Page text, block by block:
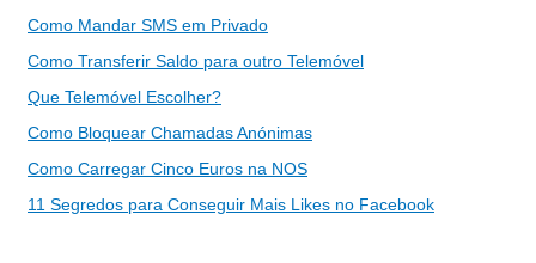
Como Mandar SMS em Privado
Como Transferir Saldo para outro Telemóvel
Que Telemóvel Escolher?
Como Bloquear Chamadas Anónimas
Como Carregar Cinco Euros na NOS
11 Segredos para Conseguir Mais Likes no Facebook